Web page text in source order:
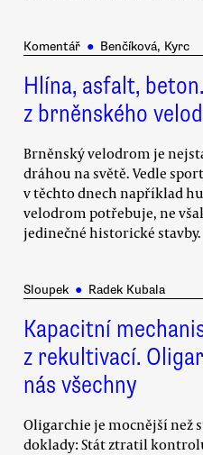
Komentář ● Benčíková, Kyrc
Hlína, asfalt,
z brněnského
Brněnský velodrom je
dráhou na světě. Vedle
v těchto dnech například
velodrom potřebuje, ne
jedinečné historické stavby.
Sloupek ● Radek Kubala
Kapacitní
z rekultivací.
nás všechny
Oligarchie je mocnější než
doklady: Stát ztratil